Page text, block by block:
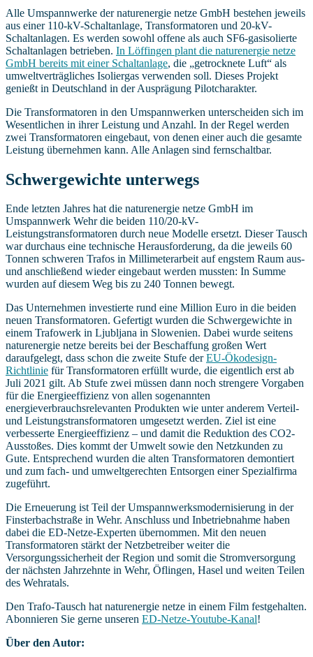
Alle Umspannwerke der naturenergie netze GmbH bestehen jeweils
aus einer 110-kV-Schaltanlage, Transformatoren und 20-kV-
Schaltanlagen. Es werden sowohl offene als auch SF6-gasisolierte
Schaltanlagen betrieben. In Löffingen plant die naturenergie netze
GmbH bereits mit einer Schaltanlage, die „getrocknete Luft“ als
umweltverträgliches Isoliergas verwenden soll. Dieses Projekt
genießt in Deutschland in der Ausprägung Pilotcharakter.
Die Transformatoren in den Umspannwerken unterscheiden sich im
Wesentlichen in ihrer Leistung und Anzahl. In der Regel werden
zwei Transformatoren eingebaut, von denen einer auch die gesamte
Leistung übernehmen kann. Alle Anlagen sind fernschaltbar.
Schwergewichte unterwegs
Ende letzten Jahres hat die naturenergie netze GmbH im
Umspannwerk Wehr die beiden 110/20-kV-
Leistungstransformatoren durch neue Modelle ersetzt. Dieser Tausch
war durchaus eine technische Herausforderung, da die jeweils 60
Tonnen schweren Trafos in Millimeterarbeit auf engstem Raum aus-
und anschließend wieder eingebaut werden mussten: In Summe
wurden auf diesem Weg bis zu 240 Tonnen bewegt.
Das Unternehmen investierte rund eine Million Euro in die beiden
neuen Transformatoren. Gefertigt wurden die Schwergewichte in
einem Trafowerk in Ljubljana in Slowenien. Dabei wurde seitens
naturenergie netze bereits bei der Beschaffung großen Wert
daraufgelegt, dass schon die zweite Stufe derEU-Ökodesign-
Richtlinie für Transformatoren erfüllt wurde, die eigentlich erst ab
Juli 2021 gilt. Ab Stufe zwei müssen dann noch strengere Vorgaben
für die Energieeffizienz von allen sogenannten
energieverbrauchsrelevanten Produkten wie unter anderem Verteil-
und Leistungstransformatoren umgesetzt werden. Ziel ist eine
verbesserte Energieeffizienz – und damit die Reduktion des CO2-
Ausstoßes. Dies kommt der Umwelt sowie den Netzkunden zu
Gute. Entsprechend wurden die alten Transformatoren demontiert
und zum fach- und umweltgerechten Entsorgen einer Spezialfirma
zugeführt.
Die Erneuerung ist Teil der Umspannwerksmodernisierung in der
Finsterbachstraße in Wehr. Anschluss und Inbetriebnahme haben
dabei die ED-Netze-Experten übernommen. Mit den neuen
Transformatoren stärkt der Netzbetreiber weiter die
Versorgungssicherheit der Region und somit die Stromversorgung
der nächsten Jahrzehnte in Wehr, Öflingen, Hasel und weiten Teilen
des Wehratals.
Den Trafo-Tausch hat naturenergie netze in einem Film festgehalten.
Abonnieren Sie gerne unseren ED-Netze-Youtube-Kanal!
Über den Autor: